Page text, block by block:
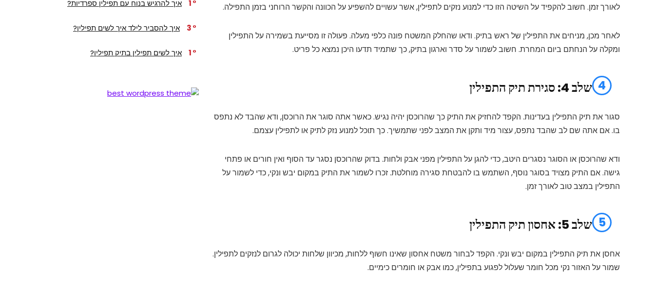
לאורך זמן. חשוב להקפיד על השיטה הזו כדי למנוע נזקים לתפילין, אשר עשויים להשפיע על הכוונה והקשר הרוחני בזמן התפילה.
לאחר מכן, מניחים את התפילין של ראש בתיק. ודאו שהחלק המשטח פונה כלפי מעלה. פעולה זו מסייעת בשמירה על התפילין
ומקלה על הנחתם ביום המחרת. חשוב לשמור על סדר וארגון בתיק, כך שתמיד תדעו היכן נמצא כל פריט.
4 שלב 4: סגירת תיק התפילין
סגור את תיק התפילין בעדינות. הקפד להחזיק את התיק כך שהרוכסן יהיה נגיש. כאשר אתה סוגר את הרוכסן, ודא שהבד לא נתפס
בו. אם אתה שם לב שהבד נתפס, עצור מיד ותקן את המצב לפני שתמשיך. כך תוכל למנוע נזק לתיק או לתפילין עצמם.
ודא שהרוכסן או הסוגר נסגרים היטב, כדי להגן על התפילין מפני אבק ולחות. בדוק שהרוכסן נסגר עד הסוף ואין חורים או פתחי
גישה. אם התיק מצויד בסוגר נוסף, השתמש בו להבטחת סגירה מוחלטת. זכרו לשמור את התיק במקום יבש ונקי, כדי לשמור על
התפילין במצב טוב לאורך זמן.
5 שלב 5: אחסון תיק התפילין
אחסן את תיק התפילין במקום יבש ונקי. הקפד לבחור משטח אחסון שאינו חשוף ללחות, מכיוון שלחות יכולה לגרום לנזקים לתפילין.
שמור על האזור נקי מכל חומר שעלול לפגוע בתפילין, כמו אבק או חומרים כימיים.
1 איך להרגיש בנוח עם תפילין ספרדיות?
3 איך להסביר לילד איך לשים תפילין?
1 איך לשים תפילין בתיק תפילין?